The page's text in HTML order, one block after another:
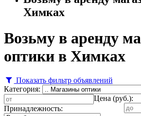
Химках
Возьму в аренду
оптики в Химках
Показать фильтр объявлений
Категория:
Цена (руб.):
Принадлежность: